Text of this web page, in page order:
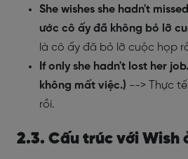
She wishes she hadn't
ước cô ấy đã không bỏ lỡ
là cô ấy đã bỏ lỡ cuộc họp
If only she hadn't lost her
không mất việc.) --> Thực
rồi.
2.3. Cấu trúc với Wish